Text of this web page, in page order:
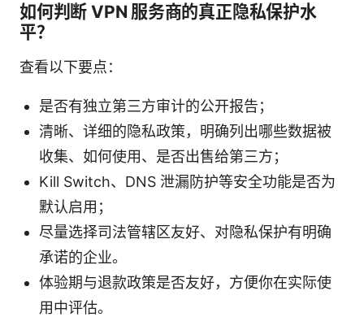
如何判断 VPN 服务商的真正隐私保护水
平？
查看以下要点：
是否有独立第三方审计的公开报告；
清晰、详细的隐私政策，明确列出哪些数据被
收集、如何使用、是否出售给第三方；
Kill Switch、DNS 泄漏防护等安全功能是否为
默认启用；
尽量选择司法管辖区友好、对隐私保护有明确
承诺的企业。
体验期与退款政策是否友好，方便你在实际使
用中评估。